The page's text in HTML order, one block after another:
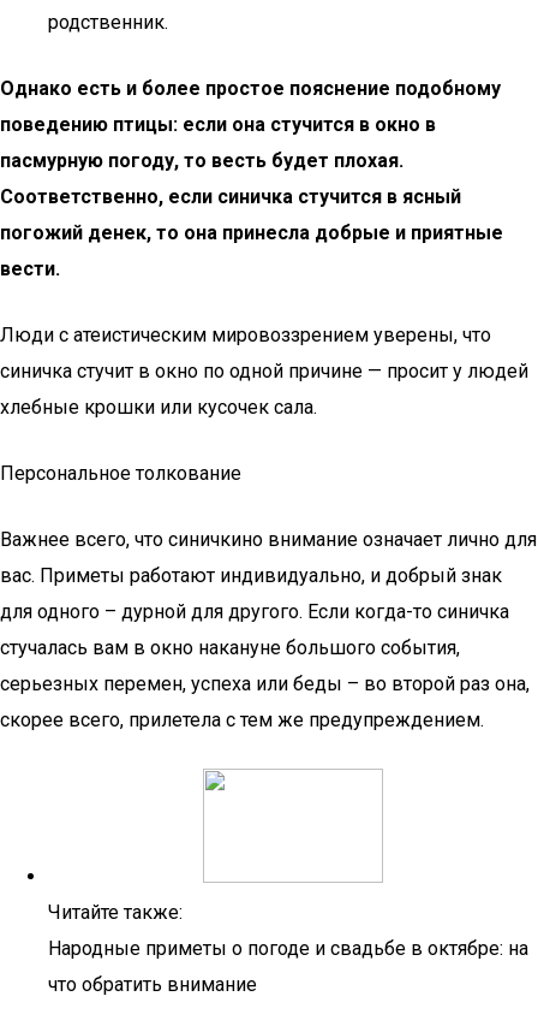
родственник.
Однако есть и более простое пояснение подобному
поведению птицы: если она стучится в окно в
пасмурную погоду, то весть будет плохая.
Соответственно, если синичка стучится в ясный
погожий денек, то она принесла добрые и приятные
вести.
Люди с атеистическим мировоззрением уверены, что
синичка стучит в окно по одной причине — просит у людей
хлебные крошки или кусочек сала.
Персональное толкование
Важнее всего, что синичкино внимание означает лично для
вас. Приметы работают индивидуально, и добрый знак
для одного – дурной для другого. Если когда-то синичка
стучалась вам в окно накануне большого события,
серьезных перемен, успеха или беды – во второй раз она,
скорее всего, прилетела с тем же предупреждением.
Читайте также:
Народные приметы о погоде и свадьбе в октябре: на
что обратить внимание